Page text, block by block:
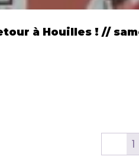
à Houilles ! //
1